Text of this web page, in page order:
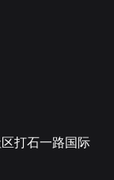
打石一路国际